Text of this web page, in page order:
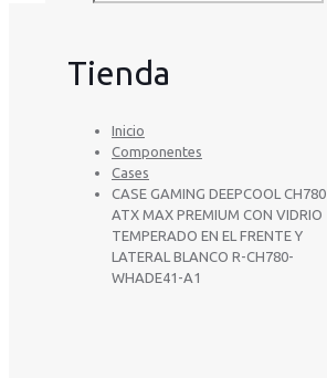
Tienda
Inicio
Componentes
Cases
CASE GAMING DEEPCOOL CH780
ATX MAX PREMIUM CON VIDRIO
TEMPERADO EN EL FRENTE Y
LATERAL BLANCO R-CH780-
WHADE41-A1